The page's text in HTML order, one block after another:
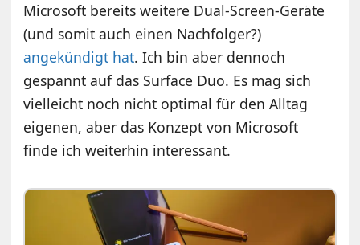
Microsoft bereits weitere Dual-Screen-Geräte
(und somit auch einen Nachfolger?)
angekündigt hat. Ich bin aber dennoch
gespannt auf das Surface Duo. Es mag sich
vielleicht noch nicht optimal für den Alltag
eigenen, aber das Konzept von Microsoft
finde ich weiterhin interessant.